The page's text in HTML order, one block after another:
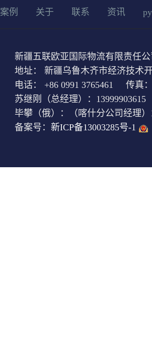
案例 关于 联系 资讯
新疆五联欧亚国际物流有限责任
地址： 新疆乌鲁木齐市经济技术
电话： +86 0991 3765461 传真：
苏继刚（总经理）：
毕攀（俄）：（喀什分公司经理
备案号： 新ICP备13003285号-1